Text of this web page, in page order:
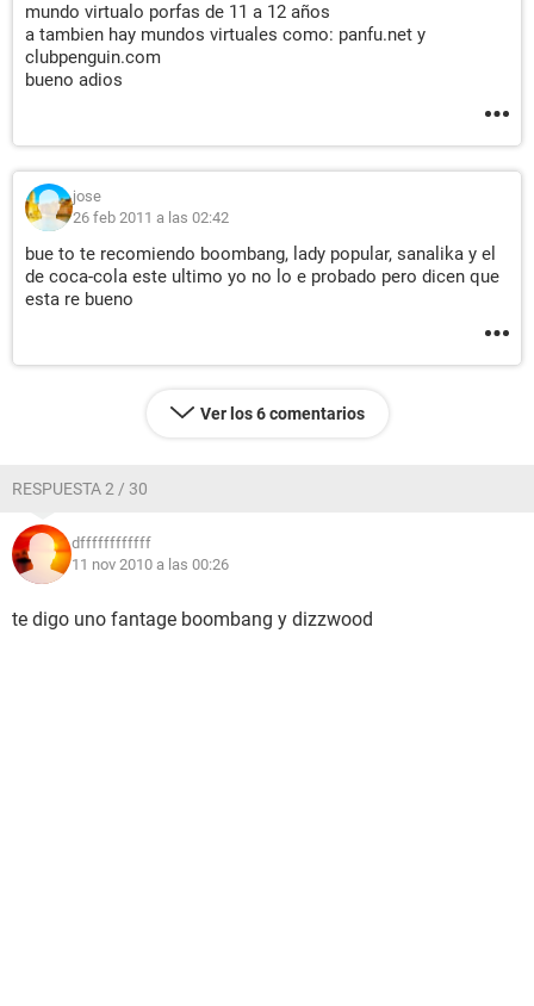
mundo virtualo porfas de 11 a 12 años
a tambien hay mundos virtuales como: panfu.net y
clubpenguin.com
bueno adios
jose
26 feb 2011 a las 02:42
bue to te recomiendo boombang, lady popular, sanalika y el
de coca-cola este ultimo yo no lo e probado pero dicen que
esta re bueno
Ver los 6 comentarios
RESPUESTA 2 / 30
dffffffffffff
11 nov 2010 a las 00:26
te digo uno fantage boombang y dizzwood